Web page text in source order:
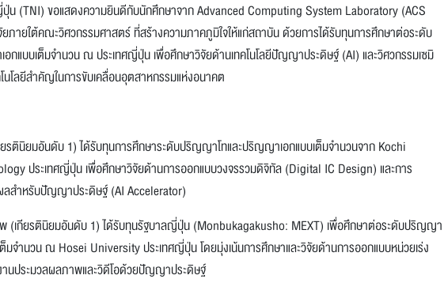
ปุ่น (TNI) ขอแสดงความยินดีกับนักศึกษาจาก Advanced Computing System Laboratory (ACS
ภายใต้คณะวิศวกรรมศาสตร์ ที่สร้างความภาคภูมิใจให้แก่สถาบัน ด้วยการได้รับทุนการศึกษาต่อระดับ
แบบเต็มจำนวน ณ ประเทศญี่ปุ่น เพื่อศึกษาวิจัยด้านเทคโนโลยีปัญญาประดิษฐ์ (AI) และวิศวกรรมเซมิ
นโลยีสำคัญในการขับเคลื่อนอุตสาหกรรมแห่งอนาคต
รตินิยมอันดับ 1) ได้รับทุนการศึกษาระดับปริญญาโทและปริญญาเอกแบบเต็มจำนวนจาก Kochi
ประเทศญี่ปุ่น เพื่อศึกษาวิจัยด้านการออกแบบวงจรรวมดิจิทัล (Digital IC Design) และการ
ลสำหรับปัญญาประดิษฐ์ (AI Accelerator)
(เกียรตินิยมอันดับ 1) ได้รับทุนรัฐบาลญี่ปุ่น (Monbukagakusho: MEXT) เพื่อศึกษาต่อระดับปริญญา
มจำนวน ณ Hosei University ประเทศญี่ปุ่น โดยมุ่งเน้นการศึกษาและวิจัยด้านการออกแบบหน่วยเร่ง
นประมวลผลภาพและวิดีโอด้วยปัญญาประดิษฐ์